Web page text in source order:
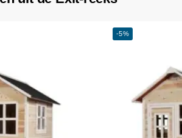
-5%